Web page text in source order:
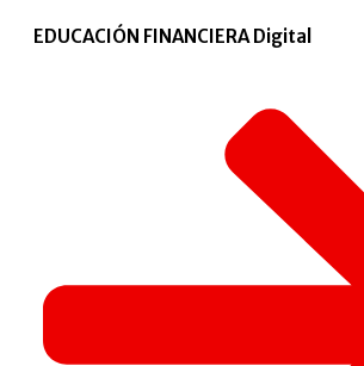
EDUCACIÓN FINANCIERA Digital